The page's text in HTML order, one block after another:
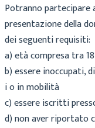
Potranno partecipare
presentazione della
dei seguenti requisiti:
a) età compresa tra
b) essere inoccupati,
i o in mobilità
c) essere iscritti
d) non aver riportato